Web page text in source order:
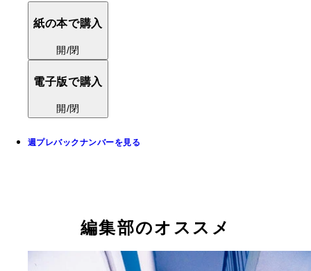
紙の本で購入
開/閉
電子版で購入
開/閉
週プレバックナンバーを見る
編集部のオススメ